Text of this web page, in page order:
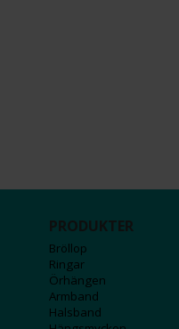
PRODUKTER
Bröllop
Ringar
Örhängen
Armband
Halsband